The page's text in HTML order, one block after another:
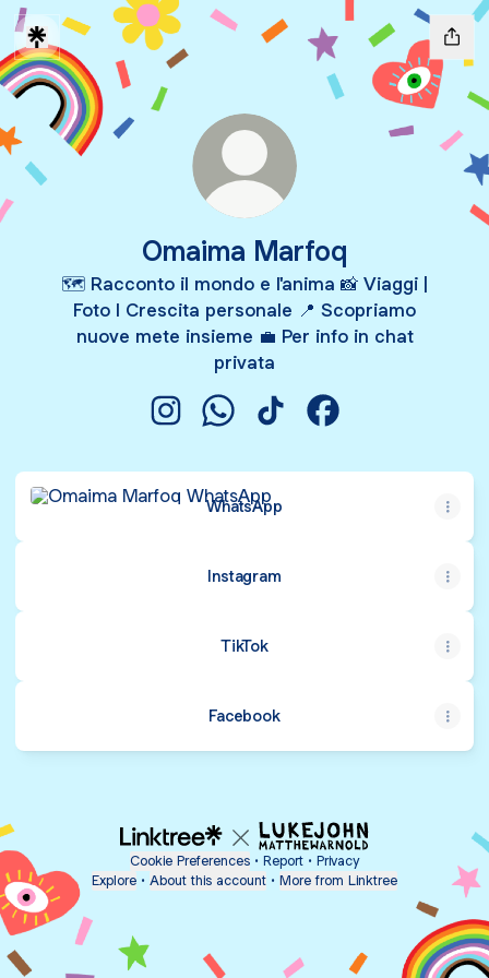
Omaima Marfoq
🗺️ Racconto il mondo e l'anima 📸 Viaggi |
Foto I Crescita personale 📍 Scopriamo
nuove mete insieme 💼 Per info in chat
privata
WhatsApp
WhatsApp
Instagram
TikTok
Facebook
Cookie Preferences • Report • Privacy
Explore • About this account • More from Linktree